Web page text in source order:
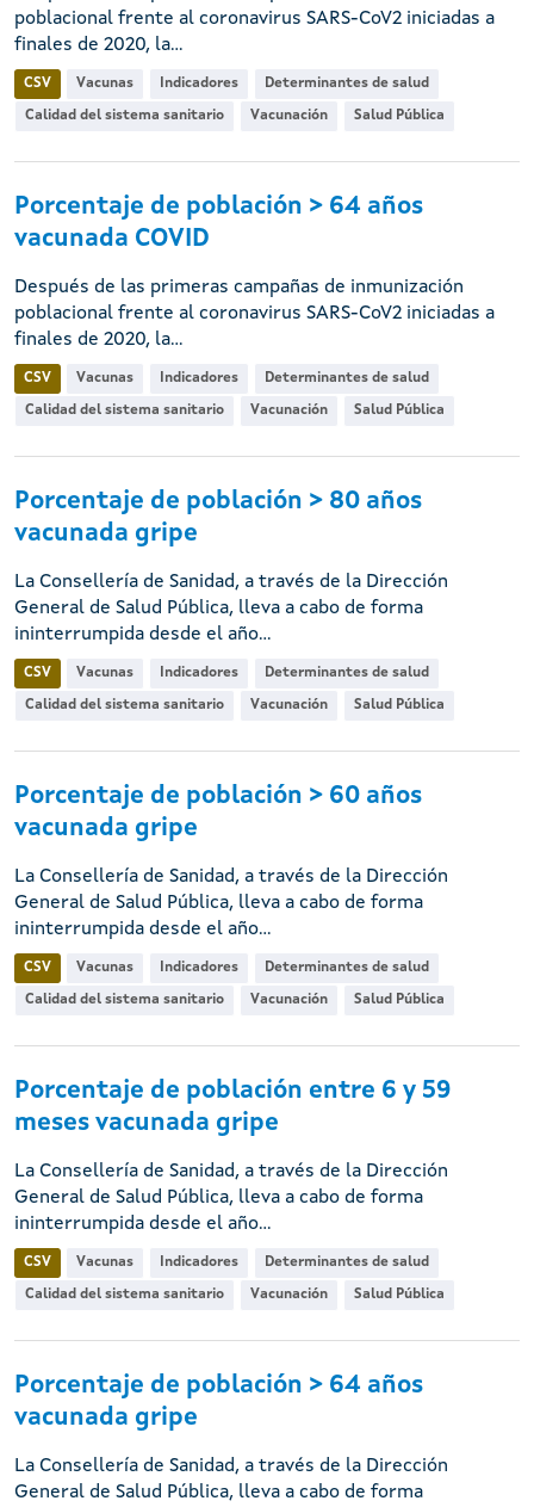
poblacional frente al coronavirus SARS-CoV2 iniciadas a
finales de 2020, la...
CSV Vacunas Indicadores Determinantes de salud
Calidad del sistema sanitario Vacunación Salud Pública
Porcentaje de población > 64 años
vacunada COVID
Después de las primeras campañas de inmunización
poblacional frente al coronavirus SARS-CoV2 iniciadas a
finales de 2020, la...
CSV Vacunas Indicadores Determinantes de salud
Calidad del sistema sanitario Vacunación Salud Pública
Porcentaje de población > 80 años
vacunada gripe
La Consellería de Sanidad, a través de la Dirección
General de Salud Pública, lleva a cabo de forma
ininterrumpida desde el año...
CSV Vacunas Indicadores Determinantes de salud
Calidad del sistema sanitario Vacunación Salud Pública
Porcentaje de población > 60 años
vacunada gripe
La Consellería de Sanidad, a través de la Dirección
General de Salud Pública, lleva a cabo de forma
ininterrumpida desde el año...
CSV Vacunas Indicadores Determinantes de salud
Calidad del sistema sanitario Vacunación Salud Pública
Porcentaje de población entre 6 y 59
meses vacunada gripe
La Consellería de Sanidad, a través de la Dirección
General de Salud Pública, lleva a cabo de forma
ininterrumpida desde el año...
CSV Vacunas Indicadores Determinantes de salud
Calidad del sistema sanitario Vacunación Salud Pública
Porcentaje de población > 64 años
vacunada gripe
La Consellería de Sanidad, a través de la Dirección
General de Salud Pública, lleva a cabo de forma